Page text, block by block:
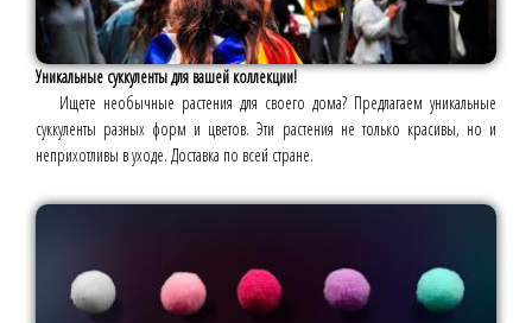
Уникальные суккуленты для вашей коллекции!
Ищете необычные растения для своего дома? Предлагаем уникальные
суккуленты разных форм и цветов. Эти растения не только красивы, но и
неприхотливы в уходе. Доставка по всей стране.